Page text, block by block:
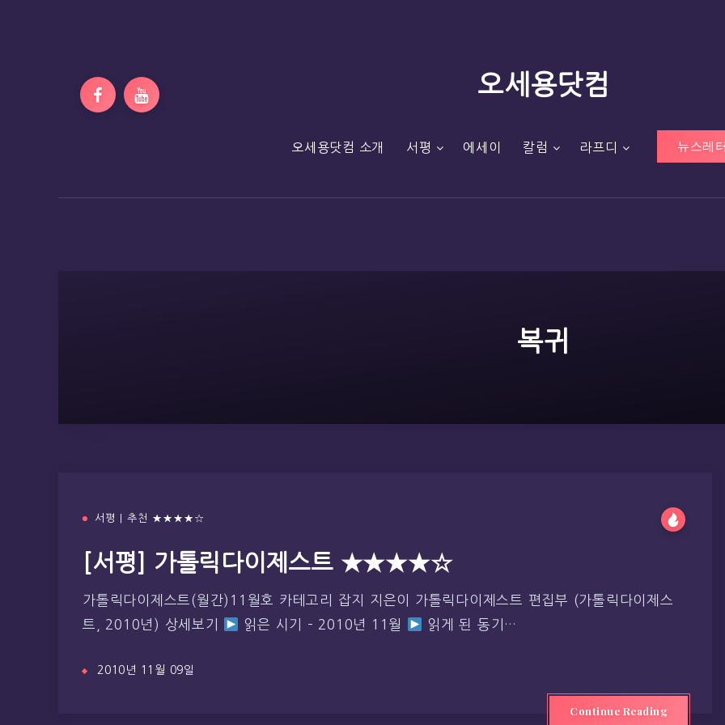
오세용닷컴
오세용닷컴 소개 서평 에세이 칼럼 라프디 뉴스레
복귀
서평 | 추천 ★★★★☆
[서평] 가톨릭다이제스트 ★★★★☆
가톨릭다이제스트(월간)11월호 카테고리 잡지 지은이 가톨릭다이제스트 편집부 (가톨릭다이제스
트, 2010년) 상세보기
읽은 시기 – 2010년 11월 읽게 된 동기…
2010년 11월 09일
Continue Reading